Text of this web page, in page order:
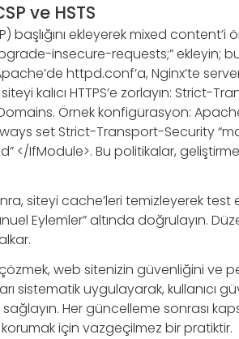
ve HSTS
ekleyerek mixed content’i
insecure-requests;” ekleyin; bu,
httpd.conf’a, Nginx’te
kalıcı HTTPS’e zorlayın: Strict-
Örnek konfigürasyon:
set Strict-Transport-Security
</IfModule>. Bu politikalar,
siteyi cache’leri temizleyerek
Eylemler” altında doğrulayın.
web sitenizin güvenliğini ve
sistematik uygulayarak, kullanıcı
Her güncelleme sonrası
korumak için vazgeçilmez bir pratiktir.